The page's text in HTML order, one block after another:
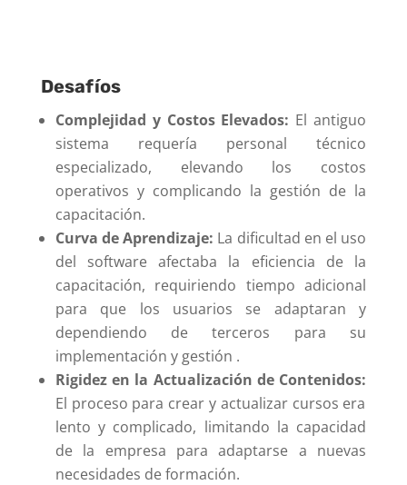
Desafíos
Complejidad y Costos Elevados: El antiguo
sistema requería personal técnico
especializado, elevando los costos
operativos y complicando la gestión de la
capacitación.
Curva de Aprendizaje: La dificultad en el uso
del software afectaba la eficiencia de la
capacitación, requiriendo tiempo adicional
para que los usuarios se adaptaran y
dependiendo de terceros para su
implementación y gestión .
Rigidez en la Actualización de Contenidos:
El proceso para crear y actualizar cursos era
lento y complicado, limitando la capacidad
de la empresa para adaptarse a nuevas
necesidades de formación.